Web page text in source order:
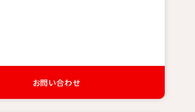
お問い合わせ